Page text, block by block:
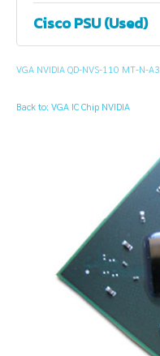
Cisco PSU (Used)
VGA NVIDIA QD-NVS-110 MT-N-A3
Back to: VGA IC Chip NVIDIA